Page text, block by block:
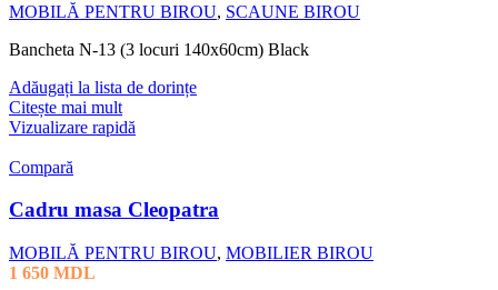
MOBILĂ PENTRU BIROU, SCAUNE BIROU
Bancheta N-13 (3 locuri 140x60cm) Black
Adăugați la lista de dorințe
Citește mai mult
Vizualizare rapidă
Compară
Cadru masa Cleopatra
MOBILĂ PENTRU BIROU, MOBILIER BIROU
1 650 MDL